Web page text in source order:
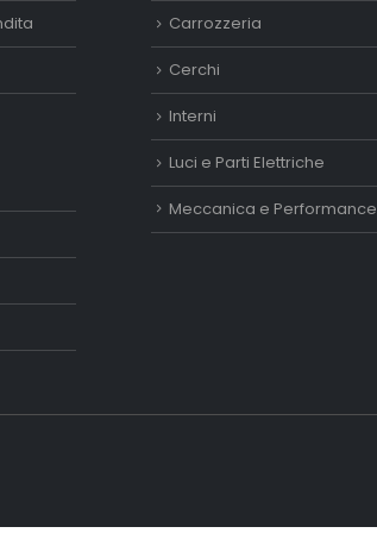
Carrozzeria
Cerchi
Interni
Luci e Parti Elettriche
Meccanica e Performance